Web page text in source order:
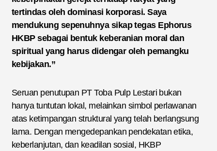
tertindas oleh dominasi korporasi. Saya
mendukung sepenuhnya sikap tegas Ephorus
HKBP sebagai bentuk keberanian moral dan
spiritual yang harus didengar oleh pemangku
kebijakan.”
Seruan penutupan PT Toba Pulp Lestari bukan
hanya tuntutan lokal, melainkan simbol perlawanan
atas ketimpangan struktural yang telah berlangsung
lama. Dengan mengedepankan pendekatan etika,
keberlanjutan, dan keadilan sosial, HKBP